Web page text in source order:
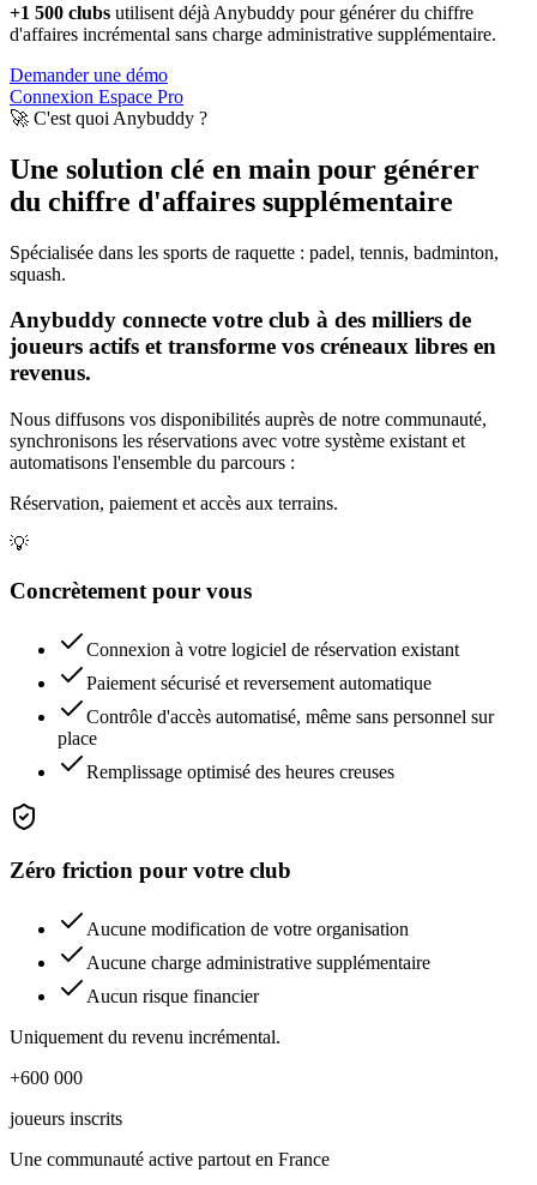
+1 500 clubs utilisent déjà Anybuddy pour générer du chiffre
d'affaires incrémental sans charge administrative supplémentaire.
Demander une démo
Connexion Espace Pro
🚀 C'est quoi Anybuddy ?
Une solution clé en main pour générer
du chiffre d'affaires supplémentaire
Spécialisée dans les sports de raquette : padel, tennis, badminton,
squash.
Anybuddy connecte votre club à des milliers de
joueurs actifs et transforme vos créneaux libres en
revenus.
Nous diffusons vos disponibilités auprès de notre communauté,
synchronisons les réservations avec votre système existant et
automatisons l'ensemble du parcours :
Réservation, paiement et accès aux terrains.
💡
Concrètement pour vous
Connexion à votre logiciel de réservation existant
Paiement sécurisé et reversement automatique
Contrôle d'accès automatisé, même sans personnel sur
place
Remplissage optimisé des heures creuses
Zéro friction pour votre club
Aucune modification de votre organisation
Aucune charge administrative supplémentaire
Aucun risque financier
Uniquement du revenu incrémental.
+600 000
joueurs inscrits
Une communauté active partout en France